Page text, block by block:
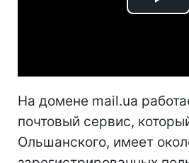
На домене mail.ua
почтовый сервис,
Ольшанского, имеет